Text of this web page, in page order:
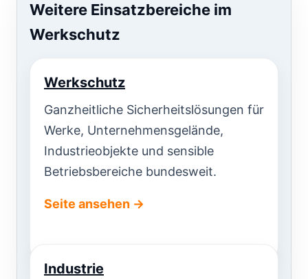
Weitere Einsatzbereiche im
Werkschutz
Werkschutz
Ganzheitliche Sicherheitslösungen für
Werke, Unternehmensgelände,
Industrieobjekte und sensible
Betriebsbereiche bundesweit.
Seite ansehen →
Industrie